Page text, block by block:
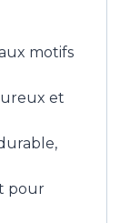
motifs
et
pour